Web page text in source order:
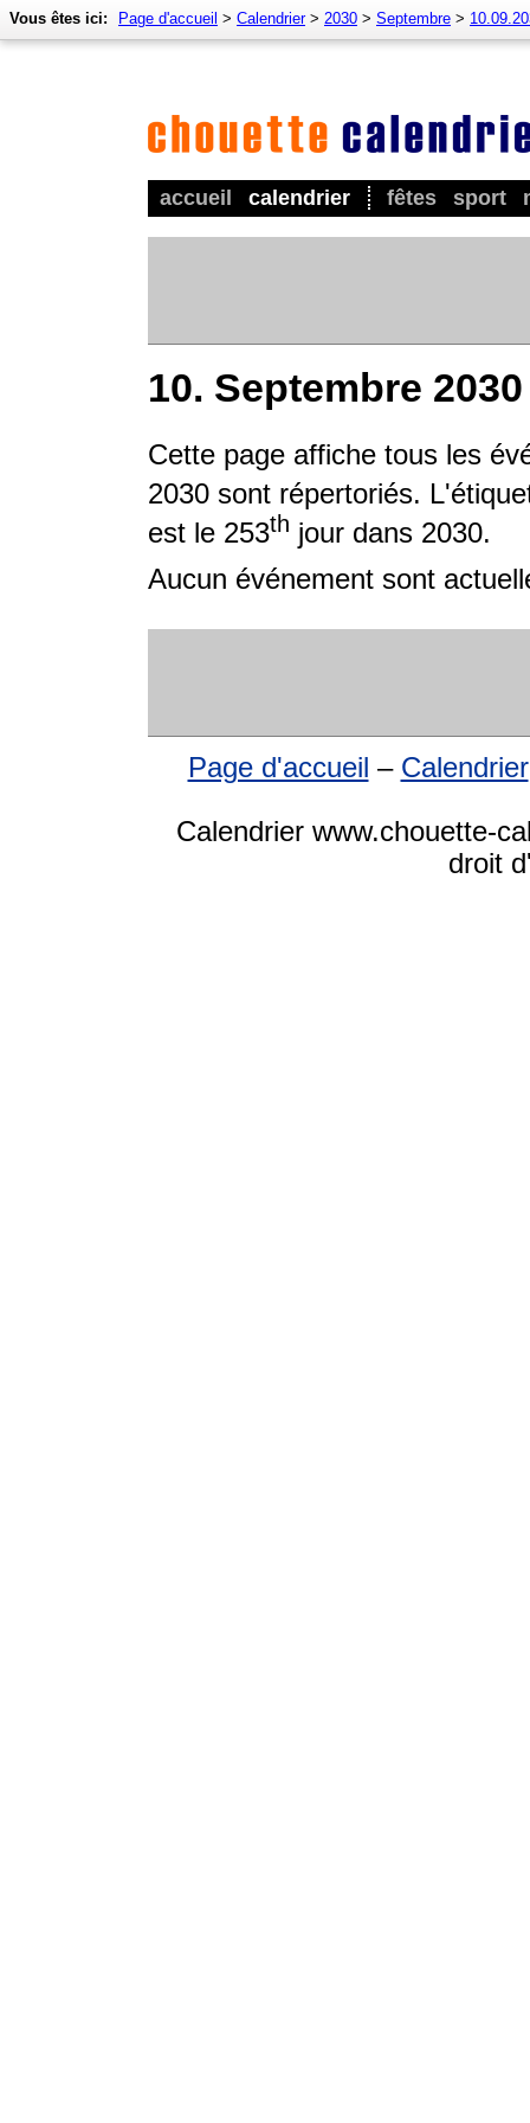
accueil calendrier fêtes sport
Vous êtes ici: Page d'accueil > Calendrier> 2030 > Septembre >
10. Septembre 2030
Cette page affiche tous les
2030 sont répertoriés.
est le 253th jour dans 2030.
Aucun événement sont
Page d'accueil – Calendrier
Calendrier www.chouette-
droit